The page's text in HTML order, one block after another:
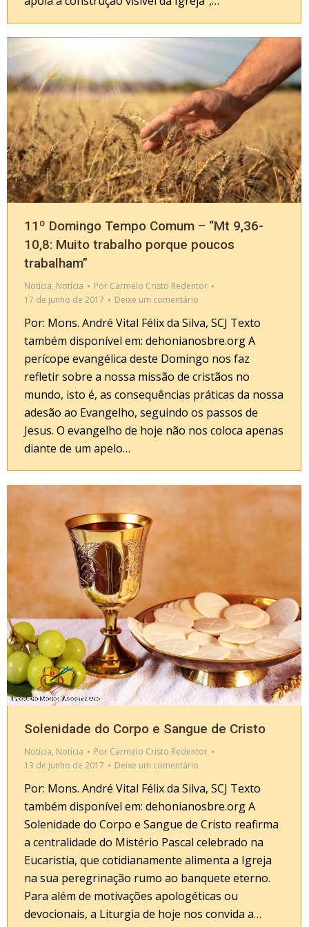
11º Domingo Tempo Comum – “Mt 9,36-
10,8: Muito trabalho porque poucos
trabalham”
Notícia, Notícia Por Carmelo Cristo Redentor
17 de junho de 2017
Deixe um comentário
Por: Mons. André Vital Félix da Silva, SCJ Texto
também disponível em: dehonianosbre.org A
perícope evangélica deste Domingo nos faz
refletir sobre a nossa missão de cristãos no
mundo, isto é, as consequências práticas da nossa
adesão ao Evangelho, seguindo os passos de
Jesus. O evangelho de hoje não nos coloca apenas
diante de um apelo…
Solenidade do Corpo e Sangue de Cristo
Notícia, Notícia Por Carmelo Cristo Redentor
13 de junho de 2017
Deixe um comentário
Por: Mons. André Vital Félix da Silva, SCJ Texto
também disponível em: dehonianosbre.org A
Solenidade do Corpo e Sangue de Cristo reafirma
a centralidade do Mistério Pascal celebrado na
Eucaristia, que cotidianamente alimenta a Igreja
na sua peregrinação rumo ao banquete eterno.
Para além de motivações apologéticas ou
devocionais, a Liturgia de hoje nos convida a…